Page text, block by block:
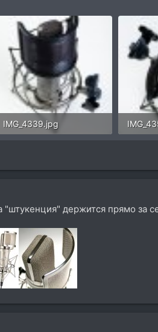
IMG_4339.jpg
"штукенция" держится прямо за